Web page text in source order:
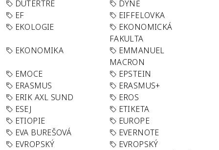
DUTERTRE
DÝNĚ
EF
EIFFELOVKA
EKOLOGIE
EKONOMICKÁ
FAKULTA
EKONOMIKA
EMMANUEL
MACRON
EMOCE
EPSTEIN
ERASMUS
ERASMUS+
ERIK AXL SUND
EROS
ESEJ
ETIKETA
ETIOPIE
EUROPE
EVA BUREŠOVÁ
EVERNOTE
EVROPSKÝ
EVROPSKÝ